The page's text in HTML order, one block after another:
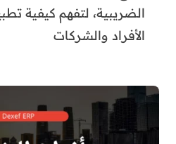
الضريبية، لتفهم كيفية
الأفراد والشركات